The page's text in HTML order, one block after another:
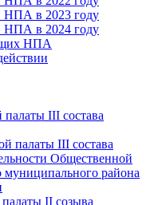
НПА в 2023 году
НПА в 2024 году
НПА
III состава
палаты III состава
Общественной
муниципального района
II созыва